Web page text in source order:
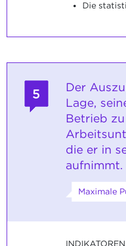
Die
5
Der
Lage,
Betrieb
die er in
aufnimmt.
Maximale
INDIKATOREN